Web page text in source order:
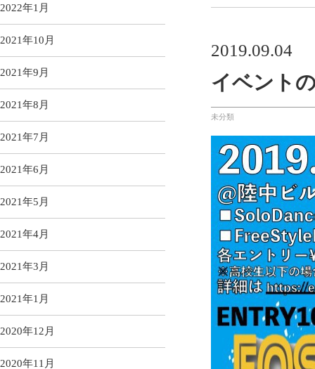
2019.09.04
イベント
未分類
2022年1月
2021年10月
2021年9月
2021年8月
2021年7月
2021年6月
2021年5月
2021年4月
2021年3月
2021年1月
2020年12月
2020年11月